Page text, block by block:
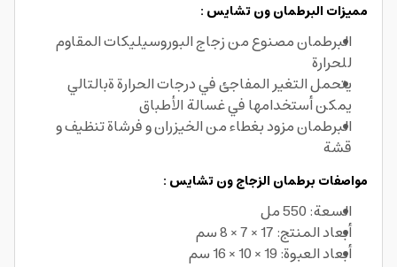
مميزات البرطمان ون تشايس :
البرطمان مصنوع من زجاج البوروسيليكات المقاوم
للحرارة
يتحمل التغير المفاجئ في درجات الحرارة ةبالتالي
يمكن أستخدامها في غسالة الأطباق
البرطمان مزود بغطاء من الخيزران و فرشاة تنظيف و
قشة
مواصفات برطمان الزجاج ون تشايس :
السعة: 550 مل
أبعاد المنتج: 17 × 7 × 8 سم
أبعاد العبوة: 19 × 10 × 16 سم